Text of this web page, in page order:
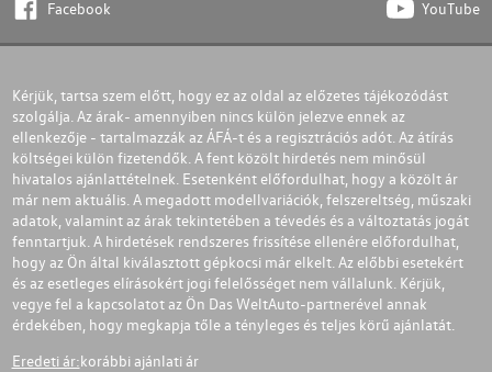
Facebook YouTube
Kérjük, tartsa szem előtt, hogy ez az oldal az előzetes tájékozódást
szolgálja. Az árak- amennyiben nincs külön jelezve ennek az
ellenkezője - tartalmazzák az ÁFÁ-t és a regisztrációs adót. Az átírás
költségei külön fizetendők. A fent közölt hirdetés nem minősül
hivatalos ajánlattételnek. Esetenként előfordulhat, hogy a közölt ár
már nem aktuális. A megadott modellvariációk, felszereltség, műszaki
adatok, valamint az árak tekintetében a tévedés és a változtatás jogát
fenntartjuk. A hirdetések rendszeres frissítése ellenére előfordulhat,
hogy az Ön által kiválasztott gépkocsi már elkelt. Az előbbi esetekért
és az esetleges elírásokért jogi felelősséget nem vállalunk. Kérjük,
vegye fel a kapcsolatot az Ön Das WeltAuto-partnerével annak
érdekében, hogy megkapja tőle a tényleges és teljes körű ajánlatát.
Eredeti ár:korábbi ajánlati ár